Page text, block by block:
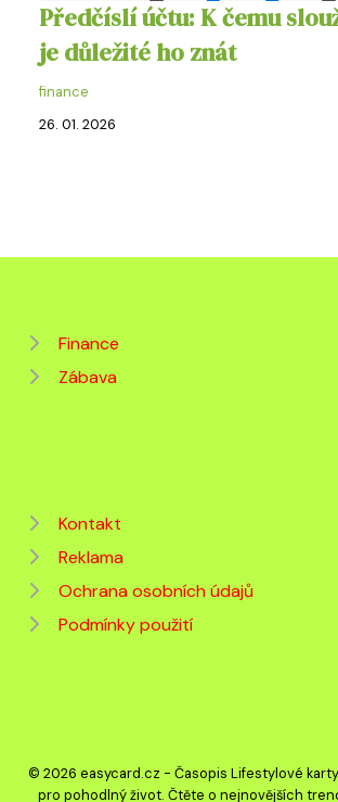
Předčíslí účtu: K čemu
je důležité ho znát
finance
26. 01. 2026
Finance
Zábava
Kontakt
Reklama
Ochrana osobních údajů
Podmínky použití
© 2026 easycard.cz - Časopis Lifestylové
pro pohodlný život. Čtěte o nejnovějších